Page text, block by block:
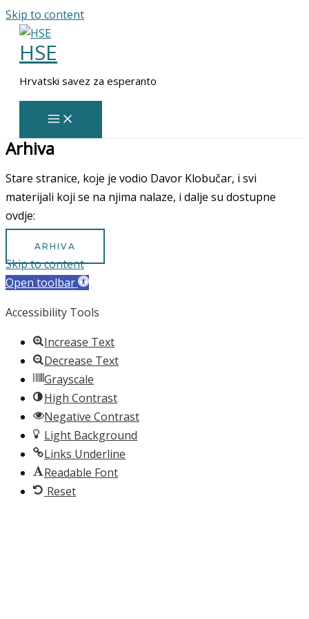
Skip to content
HSE
Hrvatski savez za esperanto
Arhiva
Stare stranice, koje je vodio Davor Klobučar, i svi
materijali koji se na njima nalaze, i dalje su dostupne
ovdje:
ARHIVA
Skip to content
Open toolbar
Accessibility Tools
Increase Text
Decrease Text
Grayscale
High Contrast
Negative Contrast
Light Background
Links Underline
Readable Font
Reset